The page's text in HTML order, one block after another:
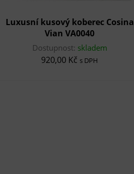
Luxusní kusový koberec Cosina
Vian VA0040
Dostupnost: skladem
920,00 Kč s DPH